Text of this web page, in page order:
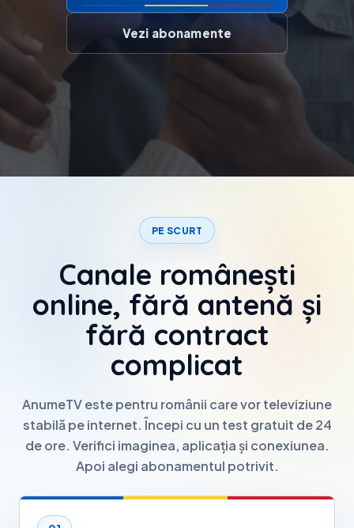
Vezi abonamente
PE SCURT
Canale românești
online, fără antenă și
fără contract
complicat
AnumeTV este pentru românii care vor televiziune
stabilă pe internet. Începi cu un test gratuit de 24
de ore. Verifici imaginea, aplicația și conexiunea.
Apoi alegi abonamentul potrivit.